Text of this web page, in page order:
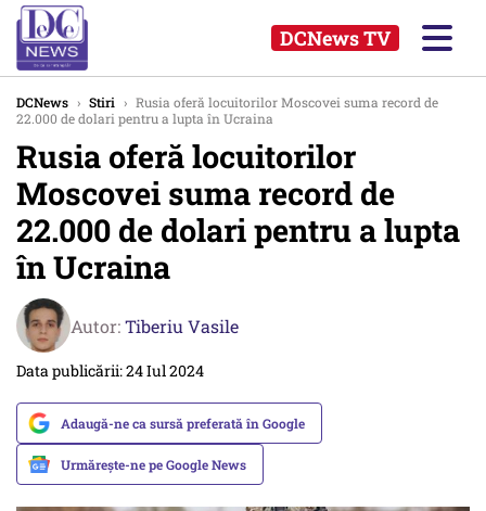
DCNews TV
DCNews › Stiri › Rusia oferă locuitorilor Moscovei suma record de
22.000 de dolari pentru a lupta în Ucraina
Rusia oferă locuitorilor
Moscovei suma record de
22.000 de dolari pentru a lupta
în Ucraina
Autor:Tiberiu Vasile
Data publicării: 24 Iul 2024
Adaugă-ne ca sursă preferată în Google
Urmărește-ne pe Google News